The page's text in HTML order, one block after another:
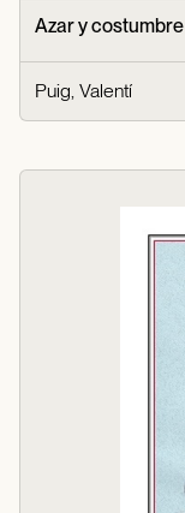
Azar y costumbre
Puig, Valentí